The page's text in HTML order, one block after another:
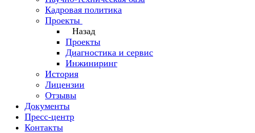
Кадровая политика
Проекты
Назад
Проекты
Диагностика и сервис
Инжиниринг
История
Лицензии
Отзывы
Документы
Пресс-центр
Контакты